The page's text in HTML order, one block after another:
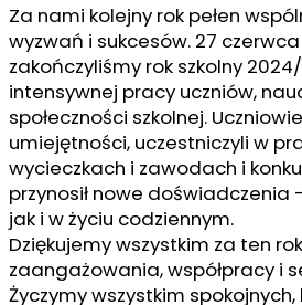
Za nami kolejny rok pełen
wyzwań i sukcesów. 27
zakończyliśmy rok szkolny
intensywnej pracy uczniów,
społeczności szkolnej.
umiejętności, uczestniczyli w
wycieczkach i zawodach i
przynosił nowe doświadczenia
jak i w życiu codziennym.
Dziękujemy wszystkim za ten
zaangażowania, współpracy i
Życzymy wszystkim